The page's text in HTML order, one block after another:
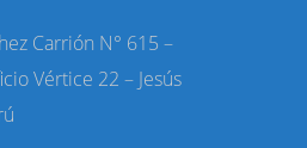
Carrión N° 615 –
Vértice 22 – Jesús